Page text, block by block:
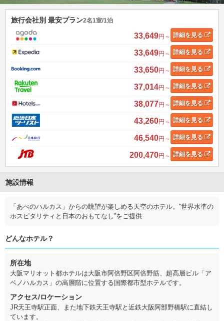
旅行会社別 最安プラン2名1室/1泊
33,649円～ 詳細を見る
33,649円～ 詳細を見る
33,650円～ 詳細を見る
37,014円～ 詳細を見る
38,077円～ 詳細を見る
43,260円～ 詳細を見る
46,540円～ 詳細を見る
200,470円～ 詳細を見る
施設情報
「あべのハルカス」からの眺望が楽しめる天空のホテル。”世界水準の
ホスピタリティと日本のおもてなし”をご提供
どんなホテル？
所在地
大阪マリオット都ホテルは大阪市阿倍野区阿倍野筋、超高層ビル「ア
ベノハルカス」の高層階に位置する国際都市型ホテルです。
アクセス/ロケーション
JR天王寺駅正面、また地下鉄天王寺駅と近鉄大阪阿部野橋駅に直結し
ています。